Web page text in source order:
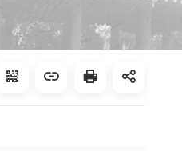
QRcode주소복사프린터